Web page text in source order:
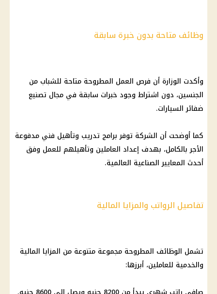
وظائف متاحة بدون خبرة سابقة
وأكدت الوزارة أن فرص العمل المطروحة متاحة للشباب من
الجنسين، دون اشتراط وجود خبرات سابقة في مجال تصنيع
ضفائرالسيارات.
كما أوضحت أن الشركة توفر برامج تدريب وتأهيل فني مدفوعة
الأجر بالكامل، بهدف إعداد العاملين وتأهيلهم للعمل وفق
أحدث المعايير الصناعية العالمية.
تفاصيل الرواتب والمزايا المالية
تشمل الوظائف المطروحة مجموعة متنوعة من المزايا المالية
والخدمية للعاملين، أبرزها: